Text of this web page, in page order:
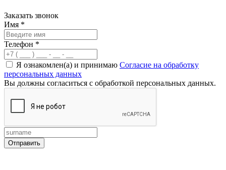
Заказать звонок
Имя *
Телефон *
Я ознакомлен(а) и принимаю Согласие на обработку
персональных данных
Вы должны согласиться с обработкой персональных данных.